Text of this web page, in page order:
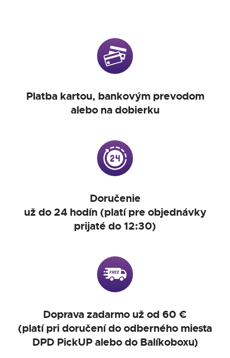
Platba kartou, bankovým prevodom
alebo na dobierku
Doručenie
už do 24 hodín (platí pre objednávky
prijaté do 12:30)
Doprava zadarmo už od 60 €
(platí pri doručení do odberného miesta
DPD PickUP alebo do Balíkoboxu)